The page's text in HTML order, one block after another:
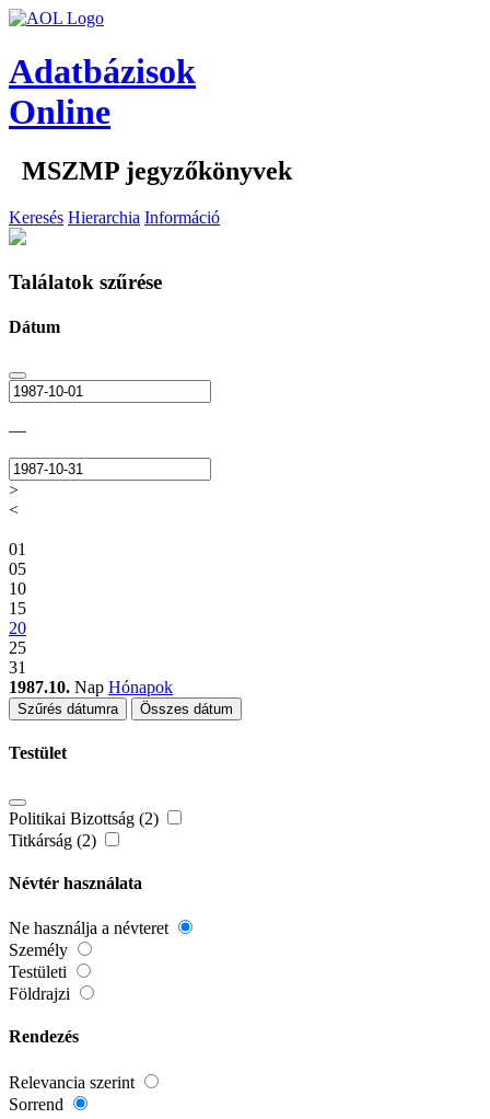
Adatbázisok
Online
MSZMP jegyzőkönyvek
Keresés Hierarchia Információ
Találatok szűrése
Dátum
—
>
<
01
05
10
15
20
25
31
1987.10. Nap Hónapok
Szűrés dátumra Összes dátum
Testület
Politikai Bizottság (2)
Titkárság (2)
Névtér használata
Ne használja a névteret
Személy
Testületi
Földrajzi
Rendezés
Relevancia szerint
Sorrend